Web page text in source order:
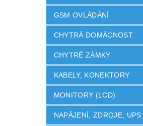
GSM OVLÁDÁNÍ
CHYTRÁ DOMÁCNOST
CHYTRÉ ZÁMKY
KABELY, KONEKTORY
MONITORY (LCD)
NAPÁJENÍ, ZDROJE, UPS